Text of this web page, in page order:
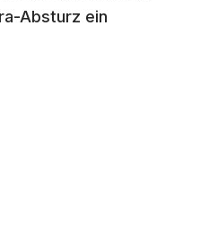
Absturz ein